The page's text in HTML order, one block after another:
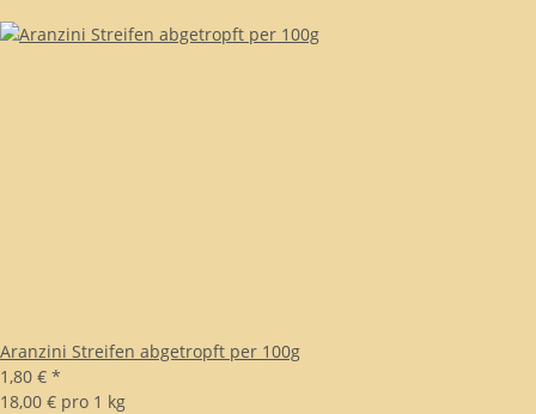
Aranzini Streifen abgetropft per 100g
1,80 € *
18,00 € pro 1 kg